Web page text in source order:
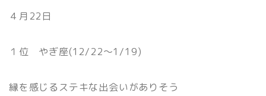
４月22日
１位 やぎ座(12/22〜1/19)
縁を感じるステキな出会いがありそう